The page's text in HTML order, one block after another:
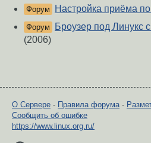
Форум Настройка приёма
Форум
Броузер под Линукс
(2006)
О Сервере - Правила форума-
Сообщить об ошибке
https://www.linux.org.ru/